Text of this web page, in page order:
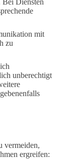
Bei Diensten
mit
zu
unberechtigt
vermeiden,
ergreifen: